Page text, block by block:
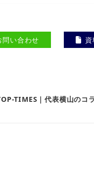
い合わせ
TIMES｜代表横山のコ